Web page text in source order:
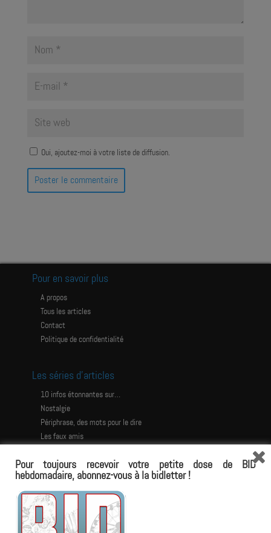
Oui, ajoutez-moi à votre liste de diffusion.
Pour en savoir plus
A propos
Tous les articles
Contact
Politique de confidentialité
Les séries d’articles
10 infos étonnantes sur…
Nostalgie
Périphrase, des mots pour le dire
Les faux amis
Les jeux
L’Impossible Dictionnaire
avoir le torse en tétons armés
Pour toujours recevoir votre petite dose de BID
hebdomadaire, abonnez-vous à la bidletter !